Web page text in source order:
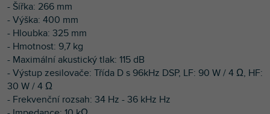
- Šířka: 266 mm
- Výška: 400 mm
- Hloubka: 325 mm
- Hmotnost: 9,7 kg
- Maximální akustický tlak: 115 dB
- Výstup zesilovače: Třída D s 96kHz DSP, LF: 90 W / 4 Ω, HF:
30 W / 4 Ω
- Frekvenční rozsah: 34 Hz - 36 kHz Hz